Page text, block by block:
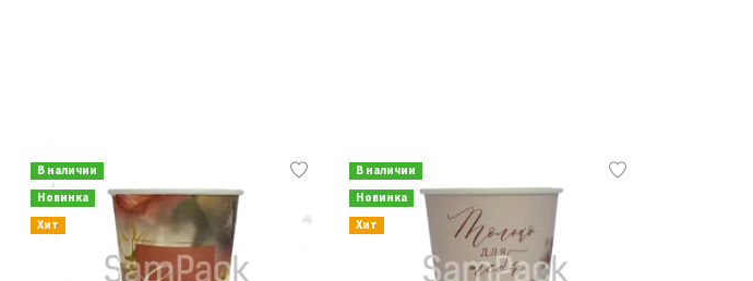
В наличии
Новинка
Хит
В наличии
Новинка
Хит